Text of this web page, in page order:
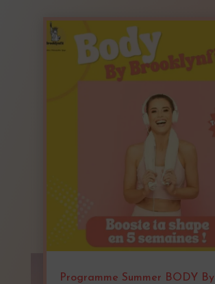
Programme Summer BODY By